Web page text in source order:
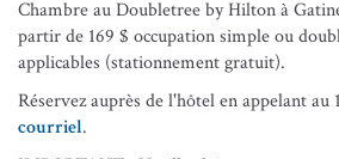
Chambre au Doubletree by Hilton à
partir de 169 $ occupation simple ou
applicables (stationnement gratuit).
Réservez auprès de l'hôtel en appelant
courriel.